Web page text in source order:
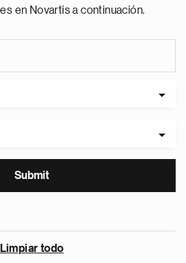
en Novartis a continuación.
Limpiar todo